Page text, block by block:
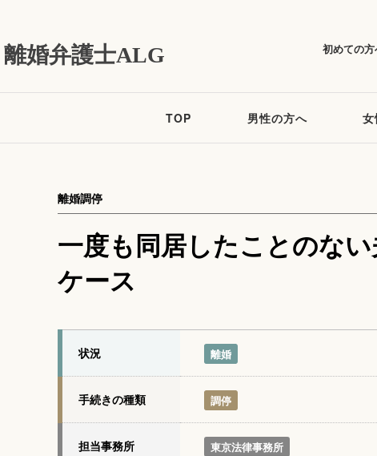
離婚弁護士ALG 初めての
TOP 男性の方へ
一度も同居したことのな
ケース
離婚調停
状況 離婚
手続きの種類 調停
担当事務所 東京法律事務所